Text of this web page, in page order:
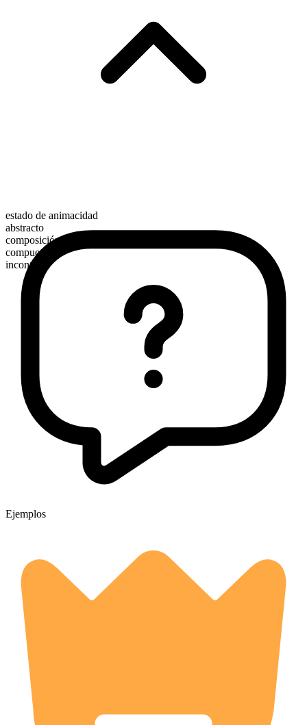
estado de animacidad
abstracto
composición morfológica
compuesto
incontable
Ejemplos